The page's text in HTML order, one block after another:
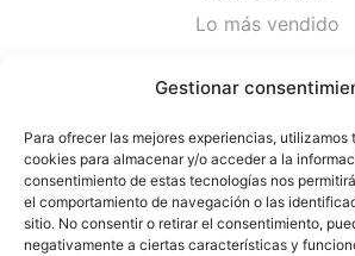
Gestionar
Para ofrecer las mejores experiencias, utilizamos
cookies para almacenar y/o acceder a la
consentimiento de estas tecnologías nos
el comportamiento de navegación o las
sitio. No consentir o retirar el consentimiento,
negativamente a ciertas características y
Lo más vendido
Desinfección de
CONTACTA
Cami Primera Marrada, SN,